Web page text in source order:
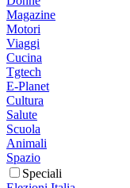
Magazine
Motori
Viaggi
Cucina
Tgtech
E-Planet
Cultura
Salute
Scuola
Animali
Spazio
Speciali